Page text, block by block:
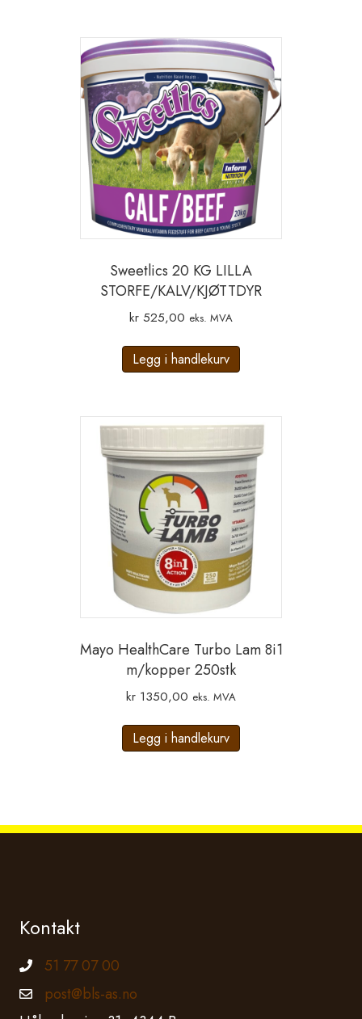
Sweetlics 20 KG LILLA
STORFE/KALV/KJØTTDYR
kr 525,00 eks. MVA
Legg i handlekurv
Mayo HealthCare Turbo Lam 8i1
m/kopper 250stk
kr 1350,00 eks. MVA
Legg i handlekurv
Kontakt
Telefonnummer
51 77 07 00
Epostadresse
post@bls-as.no